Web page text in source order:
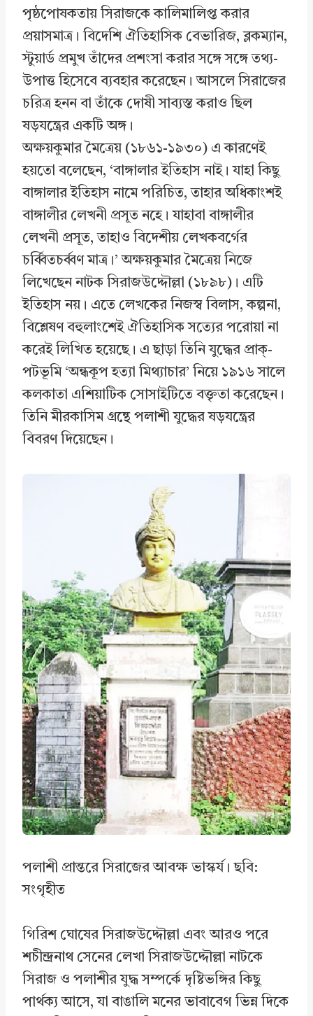
পৃষ্ঠপোষকতায় সিরাজকে কালিমালিপ্ত করার
প্রয়াসমাত্র। বিদেশি ঐতিহাসিক বেভারিজ, ব্লকম্যান,
স্টুয়ার্ড প্রমুখ তাঁদের প্রশংসা করার সঙ্গে সঙ্গে তথ্য-
উপাত্ত হিসেবে ব্যবহার করেছেন। আসলে সিরাজের
চরিত্র হনন বা তাঁকে দোষী সাব্যস্ত করাও ছিল
ষড়যন্ত্রের একটি অঙ্গ।
অক্ষয়কুমার মৈত্রেয় (১৮৬১-১৯৩০) এ কারণেই
হয়তো বলেছেন, ‘বাঙ্গালার ইতিহাস নাই। যাহা কিছু
বাঙ্গালার ইতিহাস নামে পরিচিত, তাহার অধিকাংশই
বাঙ্গালীর লেখনী প্রসূত নহে। যাহাবা বাঙ্গালীর
লেখনী প্রসূত, তাহাও বিদেশীয় লেখকবর্গের
চর্ব্বিতচর্ব্বণ মাত্র।’ অক্ষয়কুমার মৈত্রেয় নিজে
লিখেছেন নাটক সিরাজউদ্দৌল্লা (১৮৯৮)। এটি
ইতিহাস নয়। এতে লেখকের নিজস্ব বিলাস, কল্পনা,
বিশ্লেষণ বহুলাংশেই ঐতিহাসিক সত্যের পরোয়া না
করেই লিখিত হয়েছে। এ ছাড়া তিনি যুদ্ধের প্রাক্-
পটভূমি ‘অন্ধকূপ হত্যা মিথ্যাচার’ নিয়ে ১৯১৬ সালে
কলকাতা এশিয়াটিক সোসাইটিতে বক্তৃতা করেছেন।
তিনি মীরকাসিম গ্রন্থে পলাশী যুদ্ধের ষড়যন্ত্রের
বিবরণ দিয়েছেন।
পলাশী প্রান্তরে সিরাজের আবক্ষ ভাস্কর্য। ছবি:
সংগৃহীত
গিরিশ ঘোষের সিরাজউদ্দৌল্লা এবং আরও পরে
শচীন্দ্রনাথ সেনের লেখা সিরাজউদ্দৌল্লা নাটকে
সিরাজ ও পলাশীর যুদ্ধ সম্পর্কে দৃষ্টিভঙ্গির কিছু
পার্থক্য আসে, যা বাঙালি মনের ভাবাবেগ ভিন্ন দিকে